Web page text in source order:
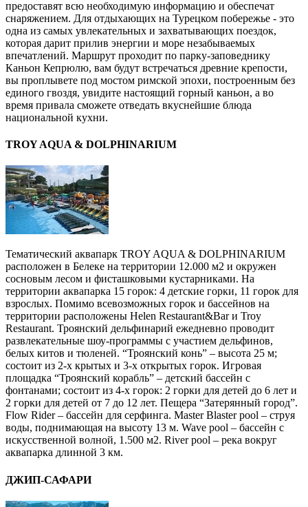
предоставят всю необходимую информацию и обеспечат
снаряжением. Для отдыхающих на Турецком побережье - это
одна из самых увлекательных и захватывающих поездок,
которая дарит прилив энергии и море незабываемых
впечатлений. Маршрут проходит по парку-заповеднику
Каньон Кепрюлю, вам будут встречаться древние крепости,
вы проплывете под мостом римской эпохи, построенным без
единого гвоздя, увидите настоящий горный каньон, а во
время привала сможете отведать вкуснейшие блюда
национальной кухни.
TROY AQUA & DOLPHINARIUM
Тематический аквапарк TROY AQUA & DOLPHINARIUM
расположен в Белеке на территории 12.000 м2 и окружен
сосновым лесом и фисташковыми кустарниками. На
территории аквапарка 15 горок: 4 детские горки, 11 горок для
взрослых. Помимо всевозможных горок и бассейнов на
территории расположены Helen Restaurant&Bar и Troy
Restaurant. Троянский дельфинарий ежедневно проводит
развлекательные шоу-программы с участием дельфинов,
белых китов и тюленей. “Троянский конь” – высота 25 м;
состоит из 2-х крытых и 3-х открытых горок. Игровая
площадка “Троянский корабль” – детский бассейн с
фонтанами; состоит из 4-х горок: 2 горки для детей до 6 лет и
2 горки для детей от 7 до 12 лет. Пещера “Затерянный город”.
Flow Rider – бассейн для серфинга. Master Blaster pool – струя
воды, поднимающая на высоту 13 м. Wave pool – бассейн с
искусственной волной, 1.500 м2. River pool – река вокруг
аквапарка длинной 3 км.
ДЖИП-САФАРИ